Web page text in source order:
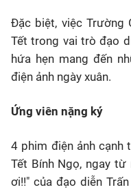
Đặc biệt, việc Trường
Tết trong vai trò đạo
hứa hẹn mang đến
điện ảnh ngày xuân.
Ứng viên nặng ký
4 phim điện ảnh cạnh
Tết Bính Ngọ, ngay
ơi!!" của đạo diễn